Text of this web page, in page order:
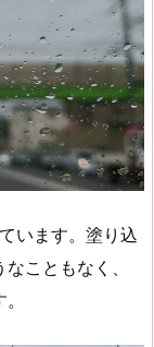
います。塗り込
こともなく、